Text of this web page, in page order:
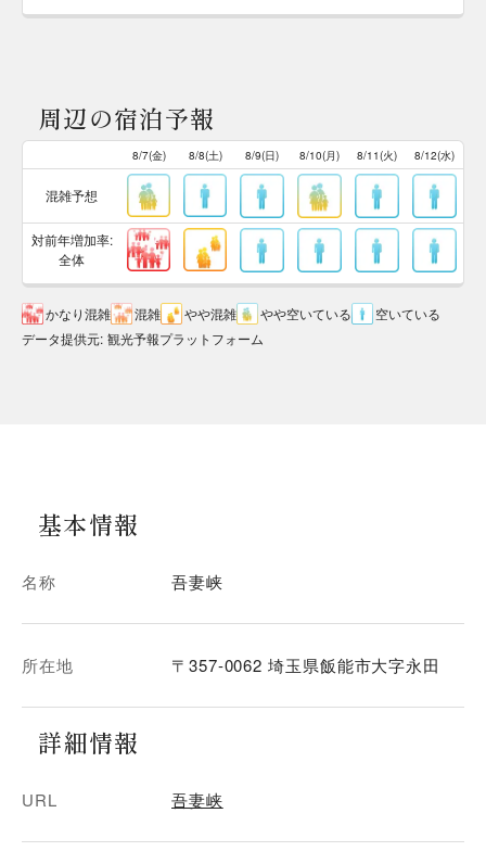
周辺の宿泊予報
8/7(金) 8/8(土) 8/9(日) 8/10(月) 8/11(火) 8/12(水)
混雑予想
対前年増加率:
全体
かなり混雑 混雑 やや混雑 やや空いている
空いている
データ提供元: 観光予報プラットフォーム
基本情報
名称 吾妻峡
所在地 〒357-0062 埼玉県飯能市大字永田
詳細情報
URL 吾妻峡